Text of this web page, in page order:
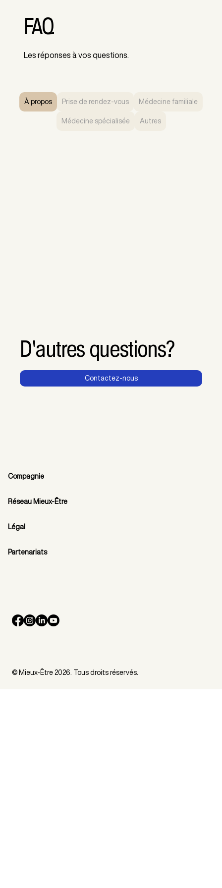
À propos Prise de rendez-vous Médecine familiale
Médecine spécialisée Autres
FAQ
Les réponses à vos questions.
D'autres questions?
Contactez-nous
Compagnie
Réseau Mieux-Être
Légal
Partenariats
© Mieux-Être 2026. Tous droits réservés.